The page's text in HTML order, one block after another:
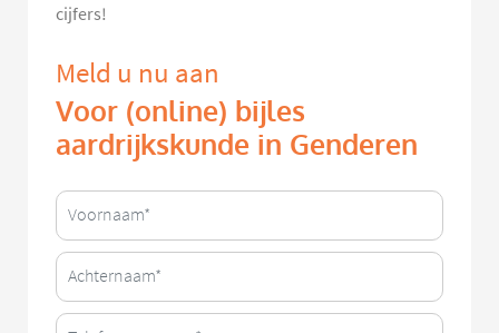
cijfers!
Meld u nu aan
Voor (online) bijles
aardrijkskunde in Genderen